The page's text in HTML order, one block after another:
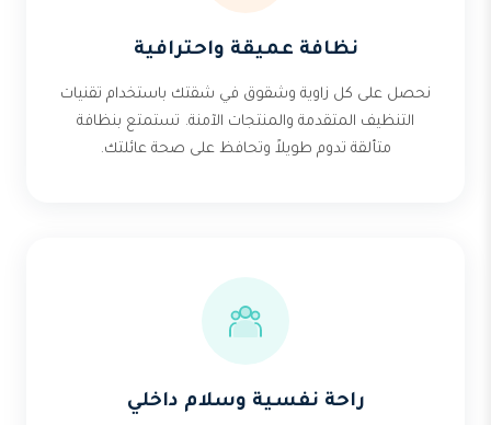
نظافة عميقة واحترافية
نحصل على كل زاوية وشقوق في شقتك باستخدام تقنيات
التنظيف المتقدمة والمنتجات الآمنة. تستمتع بنظافة
متألقة تدوم طويلاً وتحافظ على صحة عائلتك.
راحة نفسية وسلام داخلي